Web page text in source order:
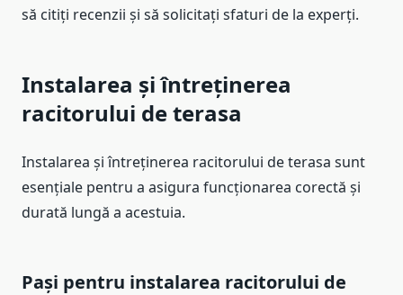
să citiți recenzii și să solicitați sfaturi de la experți.
Instalarea și întreținerea
racitorului de terasa
Instalarea și întreținerea racitorului de terasa sunt
esențiale pentru a asigura funcționarea corectă și
durată lungă a acestuia.
Pași pentru instalarea racitorului de